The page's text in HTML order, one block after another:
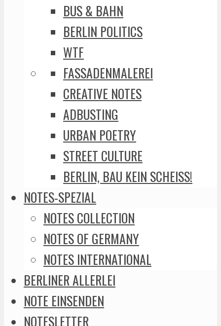
BUS & BAHN
BERLIN POLITICS
WTF
FASSADENMALEREI
CREATIVE NOTES
ADBUSTING
URBAN POETRY
STREET CULTURE
BERLIN, BAU KEIN SCHEISS!
NOTES-SPEZIAL
NOTES COLLECTION
NOTES OF GERMANY
NOTES INTERNATIONAL
BERLINER ALLERLEI
NOTE EINSENDEN
NOTESLETTER